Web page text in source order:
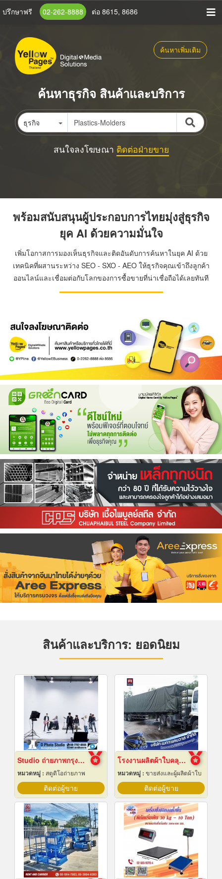
ข้าม
เนื้อหา
ปรึกษาฟรี 02-262-8888 ต่อ 8615, 8686
ค้นหาเพิ่มเติม
ค้นหาธุรกิจ สินค้าและบริการ
ธุรกิจ
สนใจลงโฆษณา ติดต่อฝ่ายขาย
พร้อมสนับสนุนผู้ประกอบการไทยมุ่งสู่ธุรกิจ
ยุค AI ด้วยความมั่นใจ
เพิ่มโอกาสการมองเห็นธุรกิจและติดอันดับการค้นหาในยุค AI ด้วย
เทคนิคที่ผสานระหว่าง SEO - SXO - AEO ให้ธุรกิจคุณเข้าถึงลูกค้า
ออนไลน์และเชื่อมต่อกับโลกของการซื้อขายที่น่าเชื่อถือได้เลยทันที
สินค้าและบริการ: ยอดนิยม
Studio ถ่ายภาพกรุงเทพ
หมวดหมู่ : สตูดิโอถ่ายภาพ
ติดต่อผู้ขาย
โรงงานผลิตผ้าใบคลุมรถบรรทุก
หมวดหมู่ : ขายส่งและผู้ผลิตผ้าใบ
ติดต่อผู้ขาย